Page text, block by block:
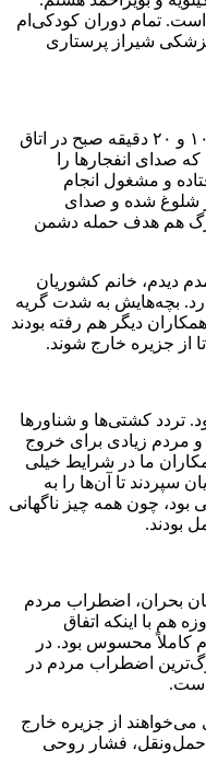
تمام دوران کودکی‌ام
شیراز پرستاری
روز نهم اسفند ۱۴۰۴ بود. حدود ساعت ۱۰ و ۲۰ دقیقه صبح در اتاق
صدای انفجارها را
و مشغول انجام
شلوغ شده و صدای
هم هدف حمله دشمن
دیدم، خانم کشوریان
بچه‌هایش به شدت گریه
دیگر هم رفته بودند
از جزیره خارج شوند.
تردد کشتی‌ها و شناورها
مردم زیادی برای خروج
ما در شرایط خیلی
سپردند تا آن‌ها را به
بود، چون همه چیز ناگهانی
بودند.
بحران، اضطراب مردم
بیشتر می‌شود. حتی در جنگ ۱۲ روزه هم با اینکه اتفاق
کاملاً محسوس بود. در
اضطراب مردم در
است.
از جزیره خارج
فشار روحی